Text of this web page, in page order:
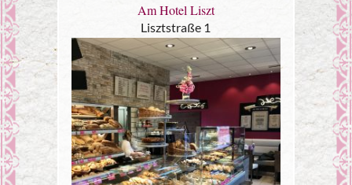
Am Hotel Liszt
Lisztstraße 1